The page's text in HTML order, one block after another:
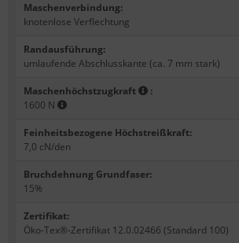
Maschenverbindung:
knotenlose Verflechtung
Randausführung:
umlaufende Abschlusskante (ca. 7 mm stark)
Maschenhöchstzugkraft
:
1600 N
Feinheitsbezogene Höchstreißkraft:
7,0 cN/den
Bruchdehnung Grundfaser:
15%
Zertifikat:
Öko-Tex®-Zertifikat 12.0.02466 (Standard 100)